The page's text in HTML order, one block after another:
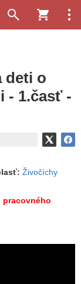
deti o
- 1.časť -
Živočíchy
pracovného